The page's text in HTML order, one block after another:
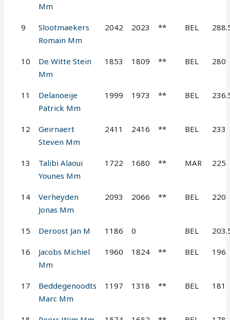
Mm
9
Slootmaekers
Romain Mm
2042 2023 ** BEL
10
De Witte Stein
Mm
1853 1809 ** BEL 280
11
Delanoeije
Patrick Mm
1999 1973 ** BEL
12
Geirnaert
Steven Mm
2411 2416 ** BEL 233
13
Talibi Alaoui
Younes Mm
1722 1680 ** MAR 225
14
Verheyden
Jonas Mm
2093 2066 ** BEL 220
15 Deroost Jan M 1186 0 BEL
16
Jacobs Michiel
Mm
1960 1824 ** BEL 196
17
Beddegenoodts
Marc Mm
1197 1318 ** BEL 181